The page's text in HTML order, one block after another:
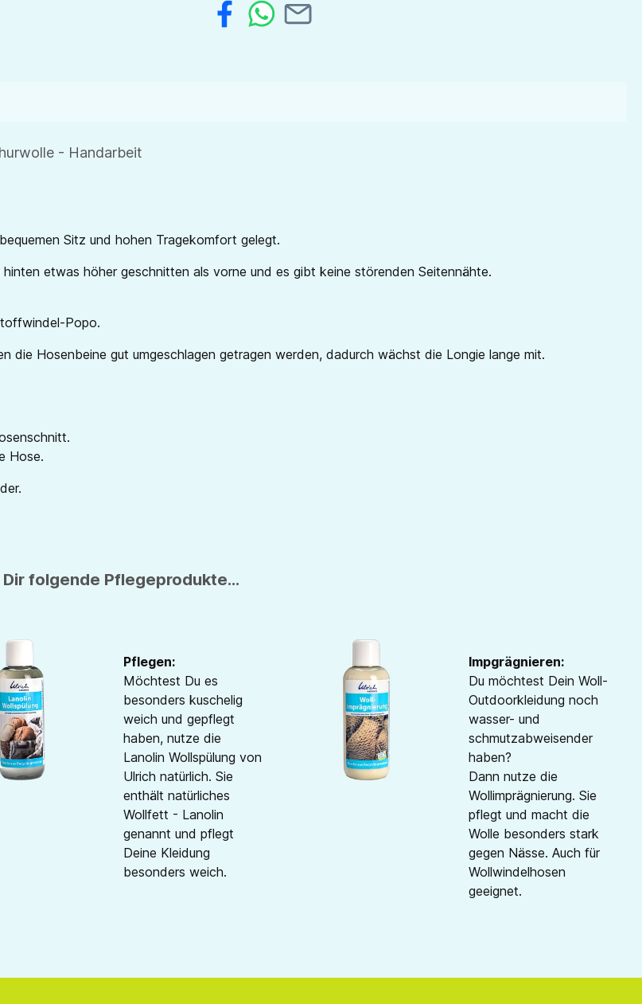
- Handarbeit
Sitz und hohen Tragekomfort gelegt.
etwas höher geschnitten als vorne und es gibt keine störenden Seitennähte.
Popo.
die Hosenbeine gut umgeschlagen getragen werden, dadurch wächst die Longie lange mit.
Hose.
folgende Pflegeprodukte...
Pflegen:
Möchtest Du es
besonders kuschelig
weich und gepflegt
haben, nutze die
Lanolin Wollspülung von
Ulrich natürlich. Sie
enthält natürliches
Wollfett - Lanolin
genannt und pflegt
Deine Kleidung
besonders weich.
Impgrägnieren:
Du möchtest Dein Woll-
Outdoorkleidung noch
wasser- und
schmutzabweisender
haben?
Dann nutze die
Wollimprägnierung. Sie
pflegt und macht die
Wolle besonders stark
gegen Nässe. Auch für
Wollwindelhosen
geeignet.